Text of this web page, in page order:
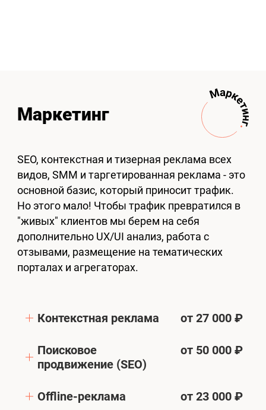
Маркетинг
SEO, контекстная и тизерная реклама всех
видов, SMM и таргетированная реклама - это
основной базис, который приносит трафик.
Но этого мало! Чтобы трафик превратился в
"живых" клиентов мы берем на себя
дополнительно UX/UI анализ, работа с
отзывами, размещение на тематических
порталах и агрегаторах.
Контекстная реклама от 27 000 ₽
Поисковое
продвижение (SEO)
от 50 000 ₽
Offline-реклама от 23 000 ₽